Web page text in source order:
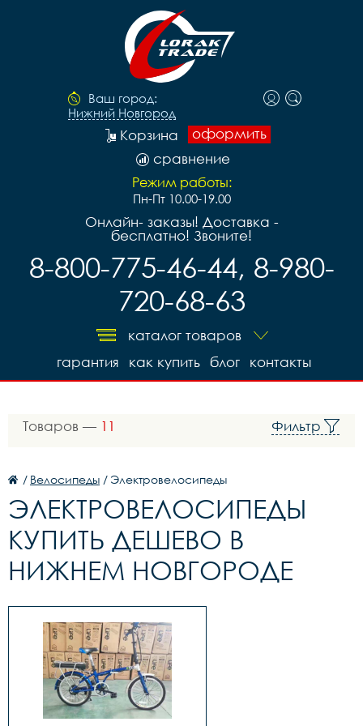
Ваш город:
Нижний Новгород
оформить
Корзина
сравнение
Режим работы:
Пн-Пт 10.00-19.00
Онлайн- заказы! Доставка -
бесплатно! Звоните!
8-800-775-46-44, 8-980-
720-68-63
каталог товаров
контакты
блог
как купить
гарантия
Товаров — 11 Фильтр
/ Велосипеды / Электровелосипеды
ЭЛЕКТРОВЕЛОСИПЕДЫ
КУПИТЬ ДЕШЕВО В
НИЖНЕМ НОВГОРОДЕ